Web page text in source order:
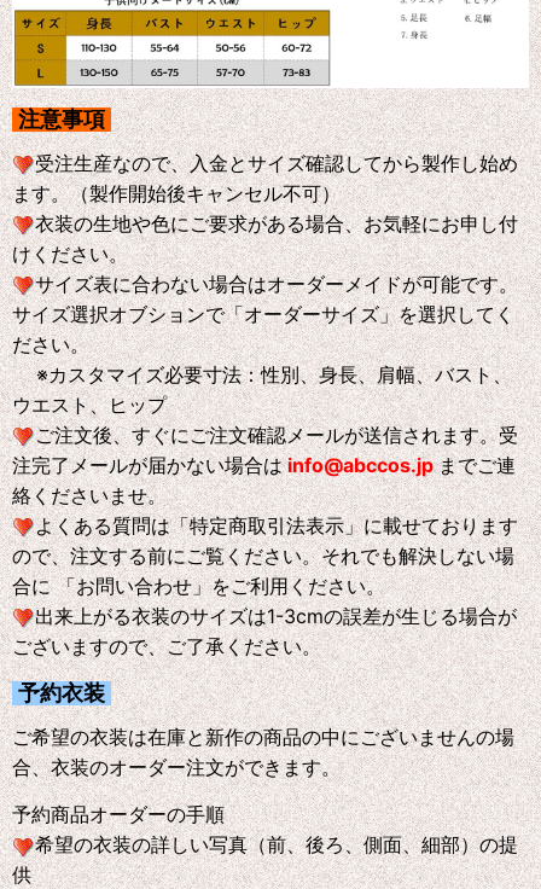
注意事項
受注生産なので、入金とサイズ確認してから製作し始め
ます。（製作開始後キャンセル不可）
衣装の生地や色にご要求がある場合、お気軽にお申し付
けください。
サイズ表に合わない場合はオーダーメイドが可能です。
サイズ選択オブションで「オーダーサイズ」を選択してく
ださい。
※カスタマイズ必要寸法：性別、身長、肩幅、バスト、
ウエスト、ヒップ
ご注文後、すぐにご注文確認メールが送信されます。受
注完了メールが届かない場合はinfo@abccos.jp までご連
絡くださいませ。
よくある質問は「特定商取引法表示」に載せております
ので、注文する前にご覧ください。それでも解決しない場
合に 「お問い合わせ」をご利用ください。
出来上がる衣装のサイズは1-3cmの誤差が生じる場合が
ございますので、ご了承ください。
予約衣装
ご希望の衣装は在庫と新作の商品の中にございませんの場
合、衣装のオーダー注文ができます。
予約商品オーダーの手順
希望の衣装の詳しい写真（前、後ろ、側面、細部）の提
供